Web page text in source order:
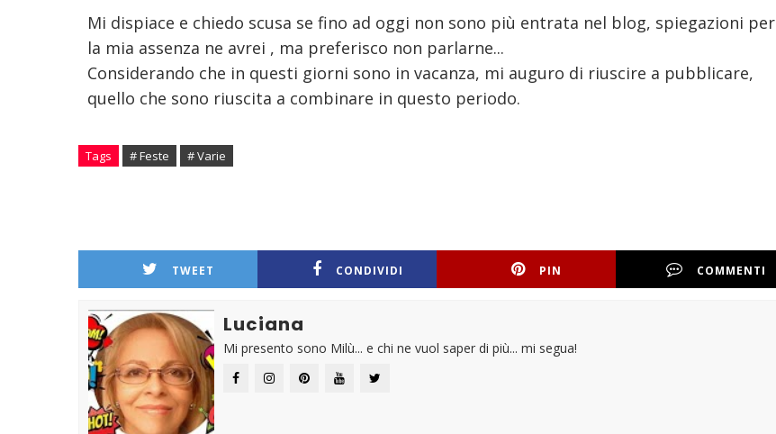
Mi dispiace e chiedo scusa se fino ad oggi non sono più entrata nel blog, spiegazioni per
la mia assenza ne avrei , ma preferisco non parlarne...
Considerando che in questi giorni sono in vacanza, mi auguro di riuscire a pubblicare,
quello che sono riuscita a combinare in questo periodo.
Tags # Feste # Varie
TWEET CONDIVIDI PIN COMMENTI
Luciana
Mi presento sono Milù... e chi ne vuol saper di più... mi segua!